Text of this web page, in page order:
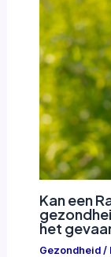
Kan een
het
Gezondheid/